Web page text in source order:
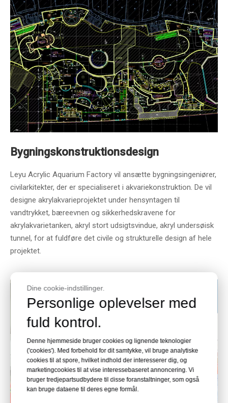
Bygningskonstruktionsdesign
Leyu Acrylic Aquarium Factory vil ansætte bygningsingeniører,
civilarkitekter, der er specialiseret i akvariekonstruktion. De vil
designe akrylakvarieprojektet under hensyntagen til
vandtrykket, bæreevnen og sikkerhedskravene for
akrylakvarietanken, akryl stort udsigtsvindue, akryl undersøisk
tunnel, for at fuldføre det civile og strukturelle design af hele
projektet.
Dine cookie-indstillinger.
Personlige oplevelser med
fuld kontrol.
Denne hjemmeside bruger cookies og lignende teknologier
('cookies'). Med forbehold for dit samtykke, vil bruge analytiske
cookies til at spore, hvilket indhold der interesserer dig, og
marketingcookies til at vise interessebaseret annoncering. Vi
bruger tredjepartsudbydere til disse foranstaltninger, som også
kan bruge dataene til deres egne formål.